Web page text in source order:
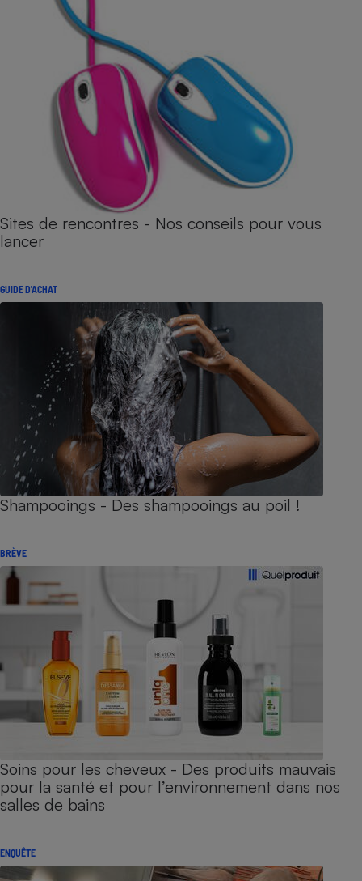
Sites de rencontres - Nos conseils pour vous
lancer
GUIDE D'ACHAT
Shampooings - Des shampooings au poil !
BRÈVE
Soins pour les cheveux - Des produits mauvais
pour la santé et pour l’environnement dans nos
salles de bains
ENQUÊTE